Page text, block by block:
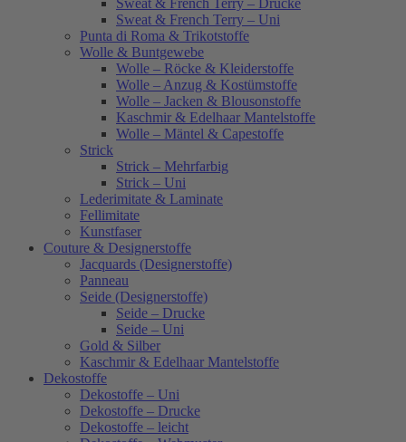
Sweat & French Terry – Drucke
Sweat & French Terry – Uni
Punta di Roma & Trikotstoffe
Wolle & Buntgewebe
Wolle – Röcke & Kleiderstoffe
Wolle – Anzug & Kostümstoffe
Wolle – Jacken & Blousonstoffe
Kaschmir & Edelhaar Mantelstoffe
Wolle – Mäntel & Capestoffe
Strick
Strick – Mehrfarbig
Strick – Uni
Lederimitate & Laminate
Fellimitate
Kunstfaser
Couture & Designerstoffe
Jacquards (Designerstoffe)
Panneau
Seide (Designerstoffe)
Seide – Drucke
Seide – Uni
Gold & Silber
Kaschmir & Edelhaar Mantelstoffe
Dekostoffe
Dekostoffe – Uni
Dekostoffe – Drucke
Dekostoffe – leicht